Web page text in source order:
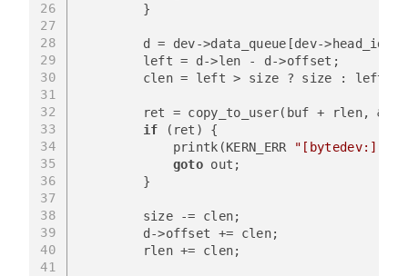
26
27
28
29
30
31
32
33
34
35
36
37
38
39
40
41
        }
        d = dev->data_queue[dev->head_idx];
        left = d->len - d->offset;
        clen = left > size ? size : left;
ret = copy_to_user(buf + rlen, &d-
if (ret) {
            printk(KERN_ERR
"[bytedev:]
goto out;
        }
        size -= clen;
        d->offset += clen;
        rlen += clen;